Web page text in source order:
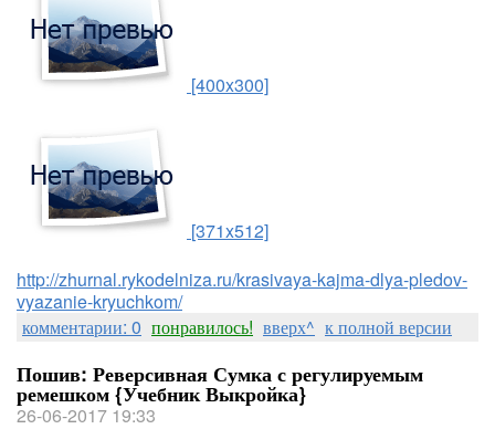
[400x300]
[371x512]
http://zhurnal.rykodelniza.ru/krasivaya-kajma-dlya-pledov-
vyazanie-kryuchkom/
комментарии: 0 понравилось! вверх^ к полной версии
Пошив: Реверсивная Сумка с регулируемым
ремешком {Учебник Выкройка}
26-06-2017 19:33